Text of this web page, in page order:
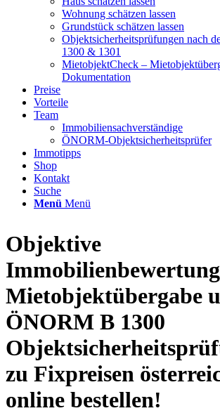
Wohnung schätzen lassen
Grundstück schätzen lassen
Objektsicherheitsprüfungen nach
1300 & 1301
MietobjektCheck –
Dokumentation
Preise
Vorteile
Team
Immobiliensachverständige
ÖNORM-Objektsicherheitsprüfer
Immotipps
Shop
Kontakt
Suche
Menü Menü
Objektive
Mietobjektübergabe
ÖNORM B 1300
zu Fixpreisen
online bestellen!